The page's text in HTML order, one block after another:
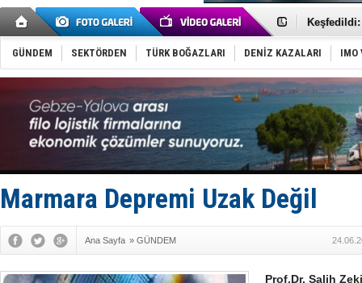
D-Marin,
Van’da
ASEAN ilk
TAYK -
İstanbul
Tersane
İngiliz
FESCO,
DESE,
35 milyon
GÜNDEM SEKTÖRDEN TÜRK BOĞAZLARI DENİZ KAZALARI IMO
Marmara Depremi Uzak Değil
Ana Sayfa » GÜNDEM
Prof.Dr. Salih